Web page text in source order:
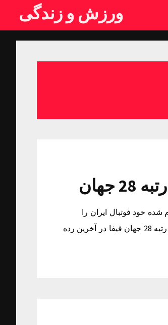
ورزش و زندگی
رده بندی اعلام شده خود فوتبال ایران را
مستحق حضور در رتبه 28 جهان دانست. ایران 5 پله صعود کرد / فوتبال ایران در رتبه 28 جهان فیفا در آخرین رده